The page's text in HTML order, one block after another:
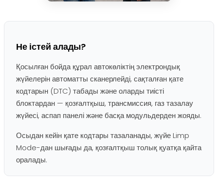
Не істей алады?
Қосылған бойда құрал автокөліктің электрондық
жүйелерін автоматты сканерлейді, сақталған қате
кодтарын (DTC) табады және оларды тиісті
блоктардан — қозғалтқыш, трансмиссия, газ тазалау
жүйесі, аспап панелі және басқа модульдерден жояды.
Осыдан кейін қате кодтары тазаланады, жүйе Limp
Mode-дан шығады да, қозғалтқыш толық қуатқа қайта
оралады.